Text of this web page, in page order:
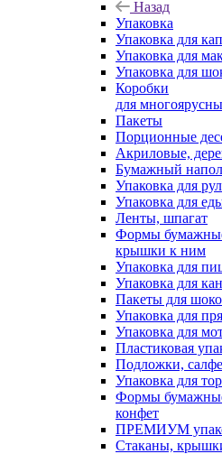
Назад
Упаковка
Упаковка для
Упаковка для
Упаковка для
Коробки
для
Пакеты
Порционные
Акриловые,
Бумажный
Упаковка для
Упаковка для
Ленты, шпагат
Формы
крышки к ним
Упаковка для
Упаковка для
Пакеты для
Упаковка для
Упаковка для
Пластиковая
Подложки,
Упаковка для
Формы
конфет
ПРЕМИУМ
Стаканы,